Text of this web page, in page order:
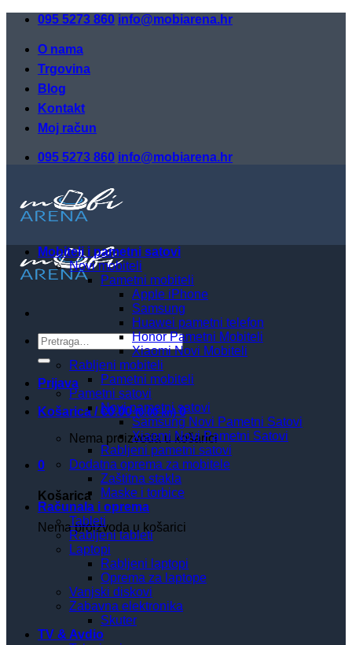
Skip
content
095 5273 860 info@mobiarena.hr
O nama
Trgovina
Blog
Kontakt
Moj račun
095 5273 860 info@mobiarena.hr
Pretraži:
Prijava
Košarica /€0.00 (0.00 kn) 0
Nema proizvoda u košarici
0
Košarica
Nema proizvoda u košarici
Mobiteli i pametni satovi
Novi mobiteli
Pametni mobiteli
Apple iPhone
Samsung
Huawei pametni telefon
Honor Pametni Mobiteli
Xiaomi Novi Mobiteli
Rabljeni mobiteli
Pametni mobiteli
Pametni satovi
Novi pametni satovi
Samsung Novi Pametni Satovi
Xiaomi Novi Pametni Satovi
Rabljeni pametni satovi
Dodatna oprema za mobitele
Zaštitna stakla
Maske i torbice
Računala i oprema
Tableti
Rabljeni tableti
Laptopi
Rabljeni laptopi
Oprema za laptope
Vanjski diskovi
Zabavna elektronika
Skuter
TV & Avdio